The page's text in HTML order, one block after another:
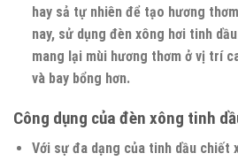
hay sả tự nhiên để tạo hương
nay, sử dụng đèn xông hơi tinh
mang lại mùi hương thơm ở vị trí
và bay bổng hơn.
Công dụng của đèn xông tinh
Với sự đa dạng của tinh dầu chiết